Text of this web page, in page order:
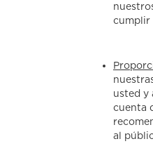
cumplir
usted y
cuenta
al